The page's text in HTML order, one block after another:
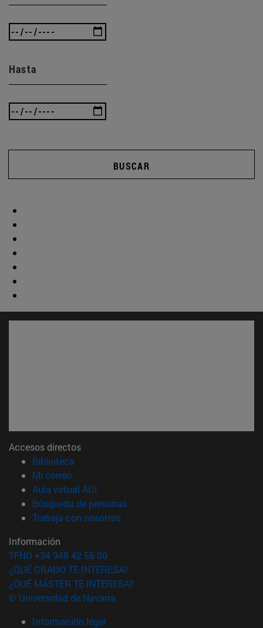
Hasta
BUSCAR
Accesos directos
Biblioteca
Mi correo(abre en nueva ventana)
Aula virtual ADI
Búsqueda de personas(abre en nueva ventana)
Trabaja con nosotros(abre en nueva ventana)
Información
TFNO +34 948 42 56 00
¿QUÉ GRADO TE INTERESA?
¿QUÉ MÁSTER TE INTERESA?
© Universidad de Navarra
Información legal